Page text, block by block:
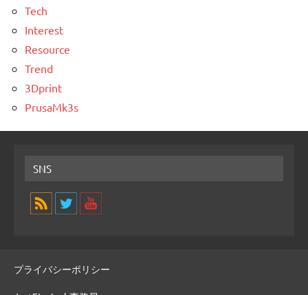
Tech
Interest
Resource
Trend
3Dprint
PrusaMk3s
SNS
プライバシーポリシー